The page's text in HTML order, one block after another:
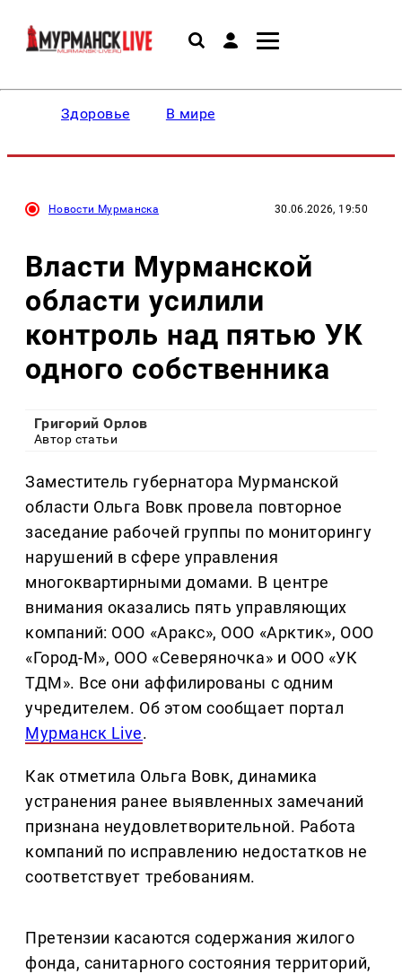
Здоровье В мире
Новости Мурманска 30.06.2026, 19:50
Власти Мурманской
области усилили
контроль над пятью УК
одного собственника
Григорий Орлов
Автор статьи
Заместитель губернатора Мурманской
области Ольга Вовк провела повторное
заседание рабочей группы по мониторингу
нарушений в сфере управления
многоквартирными домами. В центре
внимания оказались пять управляющих
компаний: ООО «Аракс», ООО «Арктик», ООО
«Город-М», ООО «Северяночка» и ООО «УК
ТДМ». Все они аффилированы с одним
учредителем. Об этом сообщает портал
Мурманск Live.
Как отметила Ольга Вовк, динамика
устранения ранее выявленных замечаний
признана неудовлетворительной. Работа
компаний по исправлению недостатков не
соответствует требованиям.
Претензии касаются содержания жилого
фонда, санитарного состояния территорий,